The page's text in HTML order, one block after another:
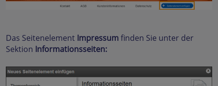
Das Seitenelement Impressumfinden Sie unter der
Sektion Informationsseiten: